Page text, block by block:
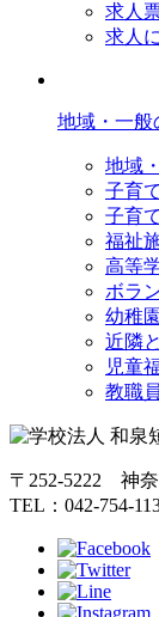
求人
求人
地域・一般
地域
子育
子育
福祉
高等
ボラ
幼稚
近隣
児童
教職
〒252-5222 神
TEL：042-754-